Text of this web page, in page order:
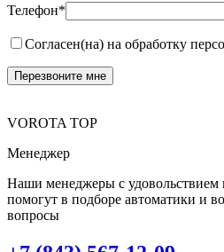
Телефон*
Согласен(на) на обработку
VOROTA TOP
Менеджер
Наши менеджеры с удовольствием
помогут в подборе автоматики и
вопросы